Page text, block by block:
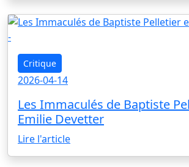
Critique
2026-04-14
Les Immaculés de Baptiste
Emilie Devetter
Lire l'article